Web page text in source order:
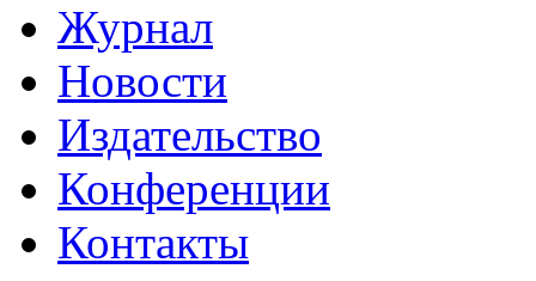
Журнал
Новости
Издательство
Конференции
Контакты